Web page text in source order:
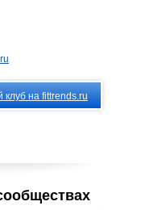
клуб на fittrends.ru